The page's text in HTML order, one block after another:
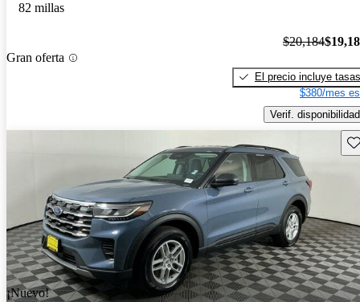
82 millas
Gran oferta
$20,184
El precio incluye tasas
$380/mes
Verif. disponibilidad
¡Nuevo!